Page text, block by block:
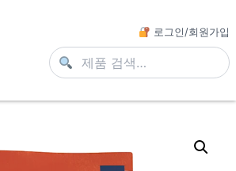
로그인/회원가입